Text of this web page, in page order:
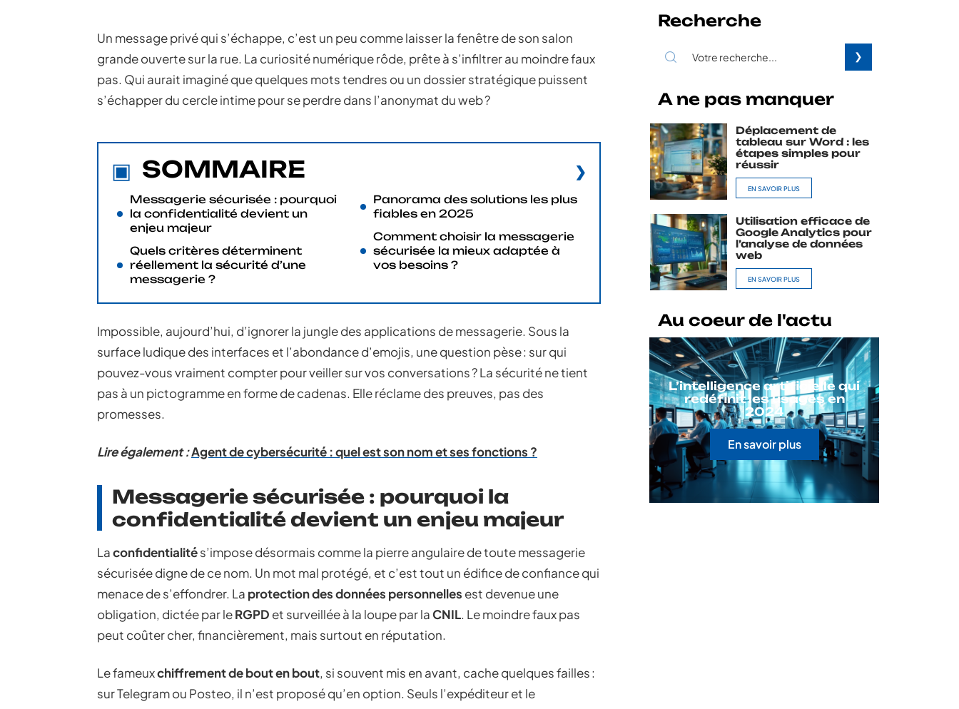
Un message privé qui s’échappe, c’est un peu comme laisser la fenêtre de son salon
grande ouverte sur la rue. La curiosité numérique rôde, prête à s’infiltrer au moindre faux
pas. Qui aurait imaginé que quelques mots tendres ou un dossier stratégique puissent
s’échapper du cercle intime pour se perdre dans l’anonymat du web ?
SOMMAIRE
Messagerie sécurisée : pourquoi
la confidentialité devient un
enjeu majeur
Quels critères déterminent
réellement la sécurité d’une
messagerie ?
Panorama des solutions les plus
fiables en 2025
Comment choisir la messagerie
sécurisée la mieux adaptée à
vos besoins ?
Impossible, aujourd’hui, d’ignorer la jungle des applications de messagerie. Sous la
surface ludique des interfaces et l’abondance d’emojis, une question pèse : sur qui
pouvez-vous vraiment compter pour veiller sur vos conversations ? La sécurité ne tient
pas à un pictogramme en forme de cadenas. Elle réclame des preuves, pas des
promesses.
Lire également :Agent de cybersécurité : quel est son nom et ses fonctions ?
Messagerie sécurisée : pourquoi la
confidentialité devient un enjeu majeur
Laconfidentialités’impose désormais comme la pierre angulaire de toute messagerie
sécurisée digne de ce nom. Un mot mal protégé, et c’est tout un édifice de confiance qui
menace de s’effondrer. La protection des données personnelles est devenue une
obligation, dictée par leRGPD et surveillée à la loupe par laCNIL. Le moindre faux pas
peut coûter cher, financièrement, mais surtout en réputation.
Le fameuxchiffrement de bout en bout, si souvent mis en avant, cache quelques failles :
sur Telegram ou Posteo, il n’est proposé qu’en option. Seuls l’expéditeur et le
Recherche
A ne pas manquer
Déplacement de
tableau sur Word : les
étapes simples pour
réussir
EN SAVOIR PLUS
Utilisation efficace de
Google Analytics pour
l’analyse de données
web
EN SAVOIR PLUS
Au coeur de l'actu
L’intelligence artificielle qui
redéfinit les usages en
2024
En savoir plus